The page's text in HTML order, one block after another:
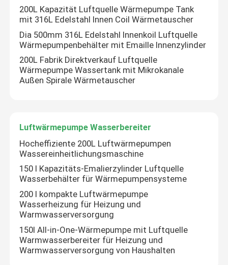
Luftwärmepumpe Wasserbereiter
Photovoltaische Warmwasserbereiter
200L Kapazität Luftquelle Wärmepumpe Tank
mit 316L Edelstahl Innen Coil Wärmetauscher
Dia 500mm 316L Edelstahl Innenkoil Luftquelle
Wärmepumpenbehälter mit Emaille Innenzylinder
200L Fabrik Direktverkauf Luftquelle
Wärmepumpe Wassertank mit Mikrokanale
Außen Spirale Wärmetauscher
Luftwärmepumpe Wasserbereiter
Hocheffiziente 200L Luftwärmepumpen
Wassereinheitlichungsmaschine
150 l Kapazitäts-Emalierzylinder Luftquelle
Wasserbehälter für Wärmepumpensysteme
200 l kompakte Luftwärmepumpe
Wasserheizung für Heizung und
Warmwasserversorgung
150l All-in-One-Wärmepumpe mit Luftquelle
Warmwasserbereiter für Heizung und
Warmwasserversorgung von Haushalten